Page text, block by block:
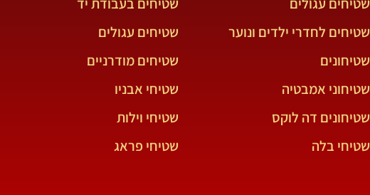
שטיחים עגולים
שטיחים לחדרי ילדים ונוער
שטיחונים
שטיחוני אמבטיה
שטיחונים דה לוקס
שטיחי בלה
שטיחים בעבודת יד
שטיחים עגולים
שטיחים מודרניים
שטיחי אבניו
שטיחי וילות
שטיחי פראג